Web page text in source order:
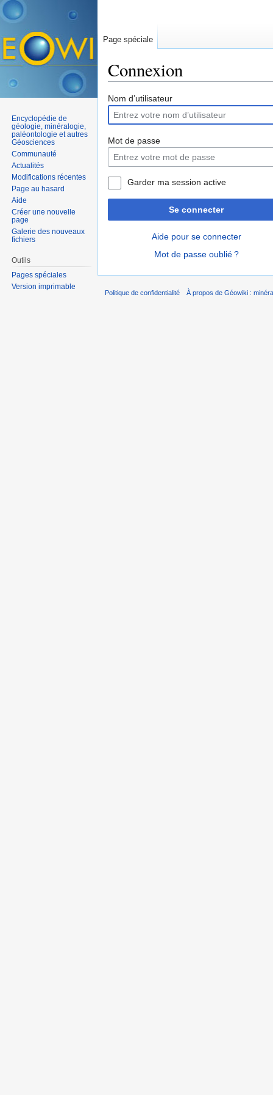
Connexion
Nom d’utilisateur
Mot de passe
Garder ma session active
Se connecter
Aide pour se connecter
Mot de passe oublié ?
Page spéciale
Encyclopédie de
géologie, minéralogie,
paléontologie et autres
Géosciences
Communauté
Actualités
Modifications récentes
Page au hasard
Aide
Créer une nouvelle
page
Galerie des nouveaux
fichiers
Outils
Pages spéciales
Version imprimable
Politique de confidentialité À propos de Géowiki :